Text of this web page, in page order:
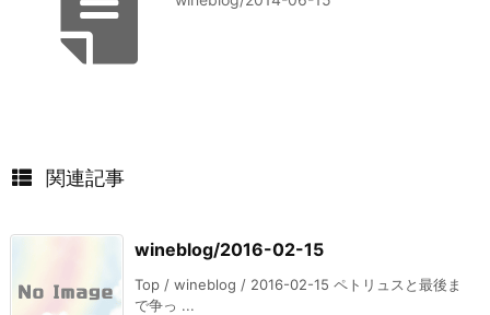
関連記事
wineblog/2016-02-15
Top / wineblog / 2016-02-15 ペトリュスと最後ま
で争っ ...